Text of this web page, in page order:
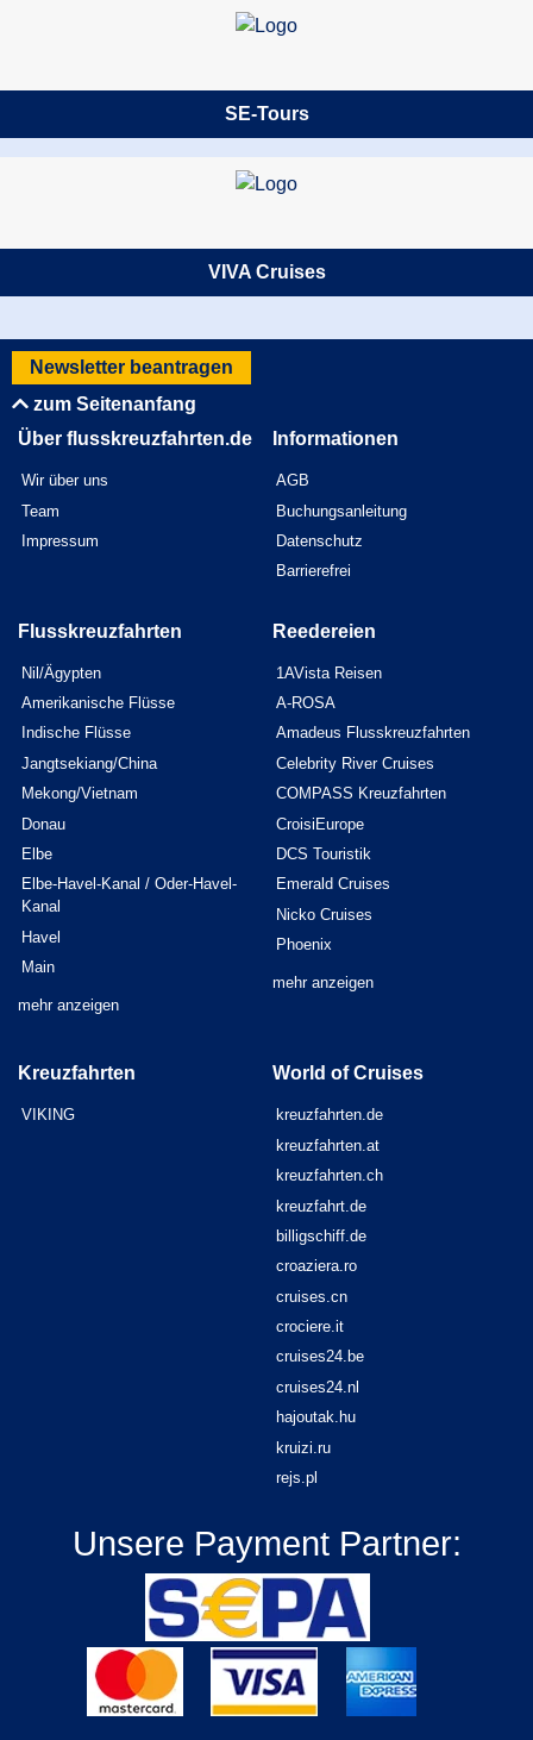
SE-Tours
VIVA Cruises
Newsletter beantragen
zum Seitenanfang
Über flusskreuzfahrten.de
Wir über uns
Team
Impressum
Informationen
AGB
Buchungsanleitung
Datenschutz
Barrierefrei
Flusskreuzfahrten
Nil/Ägypten
Amerikanische Flüsse
Indische Flüsse
Jangtsekiang/China
Mekong/Vietnam
Donau
Elbe
Elbe-Havel-Kanal / Oder-Havel-
Kanal
Havel
Main
mehr anzeigen
Reedereien
1AVista Reisen
A-ROSA
Amadeus Flusskreuzfahrten
Celebrity River Cruises
COMPASS Kreuzfahrten
CroisiEurope
DCS Touristik
Emerald Cruises
Nicko Cruises
Phoenix
mehr anzeigen
Kreuzfahrten
VIKING
World of Cruises
kreuzfahrten.de
kreuzfahrten.at
kreuzfahrten.ch
kreuzfahrt.de
billigschiff.de
croaziera.ro
cruises.cn
crociere.it
cruises24.be
cruises24.nl
hajoutak.hu
kruizi.ru
rejs.pl
Unsere Payment Partner: